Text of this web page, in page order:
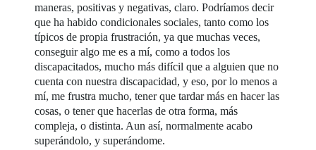
maneras, positivas y negativas, claro. Podríamos decir
que ha habido condicionales sociales, tanto como los
típicos de propia frustración, ya que muchas veces,
conseguir algo me es a mí, como a todos los
discapacitados, mucho más difícil que a alguien que no
cuenta con nuestra discapacidad, y eso, por lo menos a
mí, me frustra mucho, tener que tardar más en hacer las
cosas, o tener que hacerlas de otra forma, más
compleja, o distinta. Aun así, normalmente acabo
superándolo, y superándome.